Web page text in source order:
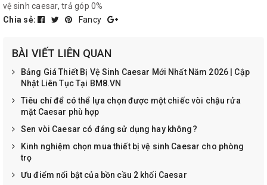
vệ sinh caesar, trả góp 0%
Chia sẻ:
Fancy
BÀI VIẾT LIÊN QUAN
Bảng Giá Thiết Bị Vệ Sinh Caesar Mới Nhất Năm 2026 | Cập
Nhật Liên Tục Tại BM8.VN
Tiêu chí để có thể lựa chọn được một chiếc vòi chậu rửa
mặt Caesar phù hợp
Sen vòi Caesar có đáng sử dụng hay không?
Kinh nghiệm chọn mua thiết bị vệ sinh Caesar cho phòng
trọ
Ưu điểm nổi bật của bồn cầu 2 khối Caesar